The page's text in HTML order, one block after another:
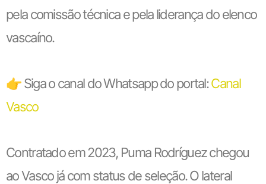
pela comissão técnica e pela liderança do elenco
vascaíno.
👉 Siga o canal do Whatsapp do portal:Canal
Vasco
Contratado em 2023, Puma Rodríguez chegou
ao Vasco já com status de seleção. O lateral